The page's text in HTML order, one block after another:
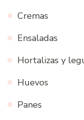
Cremas
Ensaladas
Hortalizas y
Huevos
Panes